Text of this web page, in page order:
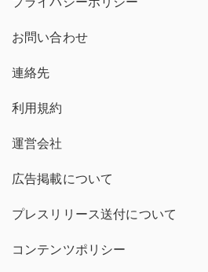
お問い合わせ
連絡先
利用規約
運営会社
広告掲載について
プレスリリース送付について
コンテンツポリシー